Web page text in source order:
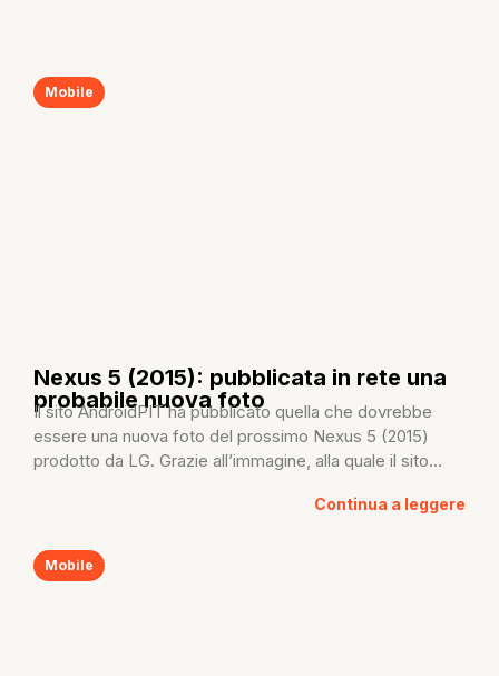
Mobile
Nexus 5 (2015): pubblicata in rete una
probabile nuova foto
Il sito AndroidPIT ha pubblicato quella che dovrebbe
essere una nuova foto del prossimo Nexus 5 (2015)
prodotto da LG. Grazie all’immagine, alla quale il sito...
Continua a leggere
Mobile